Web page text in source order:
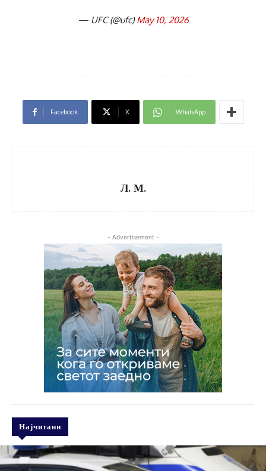
— UFC (@ufc)May 10, 2026
Facebook X WhatsApp
Л. М.
- Advertisement -
Најчитани